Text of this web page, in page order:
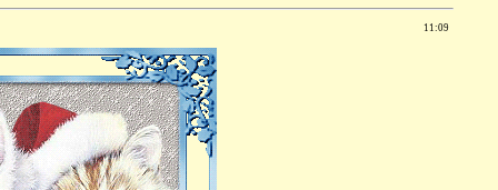
11:09